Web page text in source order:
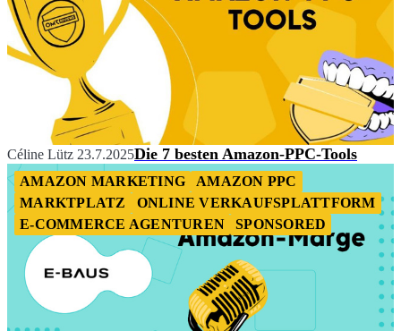
Céline Lütz 23.7.2025Die 7 besten Amazon-PPC-Tools
AMAZON MARKETING
AMAZON PPC
MARKTPLATZ
ONLINE VERKAUFSPLATTFORM
E-COMMERCE AGENTUREN
SPONSORED